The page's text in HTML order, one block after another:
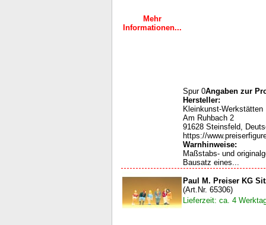
Mehr
Informationen...
Spur 0Angaben zur
Hersteller:
Kleinkunst-
Am Ruhbach 2
91628 Steinsfeld,
https://
Warnhinweise:
Maßstabs- und
Bausatz eines...
Paul M. Preiser KG
(Art.Nr. 65306)
Lieferzeit: ca. 4